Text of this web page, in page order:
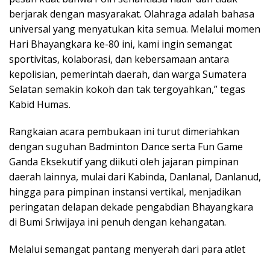
berjarak dengan masyarakat. Olahraga adalah bahasa
universal yang menyatukan kita semua. Melalui momen
Hari Bhayangkara ke-80 ini, kami ingin semangat
sportivitas, kolaborasi, dan kebersamaan antara
kepolisian, pemerintah daerah, dan warga Sumatera
Selatan semakin kokoh dan tak tergoyahkan,” tegas
Kabid Humas.
​Rangkaian acara pembukaan ini turut dimeriahkan
dengan suguhan Badminton Dance serta Fun Game
Ganda Eksekutif yang diikuti oleh jajaran pimpinan
daerah lainnya, mulai dari Kabinda, Danlanal, Danlanud,
hingga para pimpinan instansi vertikal, menjadikan
peringatan delapan dekade pengabdian Bhayangkara
di Bumi Sriwijaya ini penuh dengan kehangatan.
Melalui semangat pantang menyerah dari para atlet